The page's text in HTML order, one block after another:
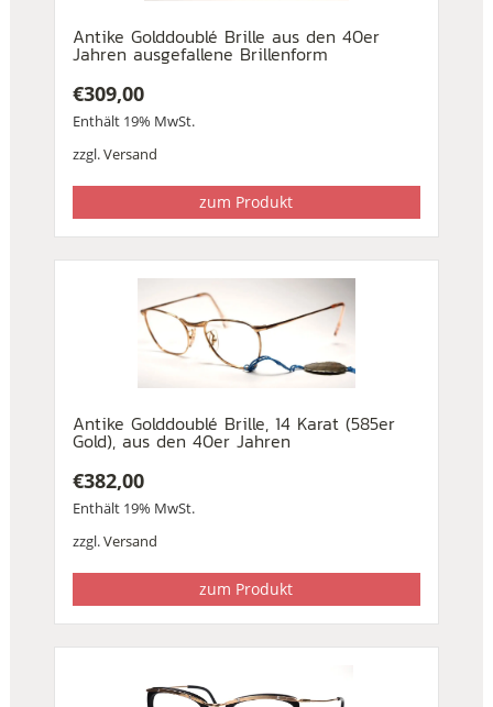
Antike Golddoublé Brille aus den 40er
Jahren ausgefallene Brillenform
€309,00
Enthält 19% MwSt.
zzgl.Versand
zum Produkt
Antike Golddoublé Brille, 14 Karat (585er
Gold), aus den 40er Jahren
€382,00
Enthält 19% MwSt.
zzgl.Versand
zum Produkt